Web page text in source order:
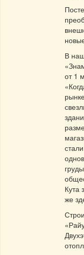
В
от 1
Кута
же